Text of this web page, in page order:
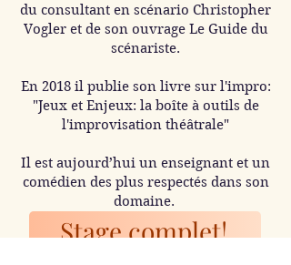
du consultant en scénario Christopher
Vogler et de son ouvrage Le Guide du
scénariste.
En 2018 il publie son livre sur l'impro:
"Jeux et Enjeux: la boîte à outils de
l'improvisation théâtrale"
Il est aujourd’hui un enseignant et un
comédien des plus respectés dans son
domaine.
Stage complet!